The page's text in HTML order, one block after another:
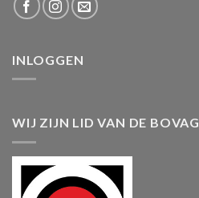
INLOGGEN
WIJ ZIJN LID VAN DE BOVAG